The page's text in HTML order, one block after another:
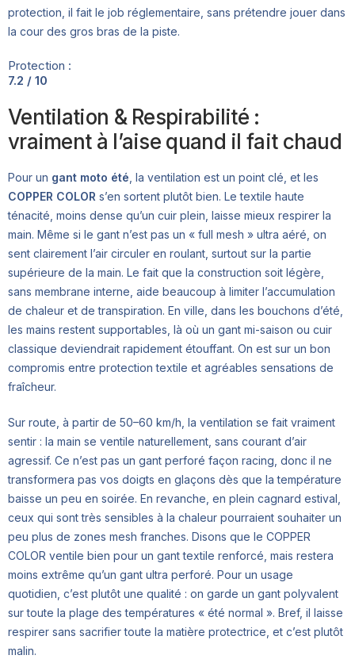
protection, il fait le job réglementaire, sans prétendre jouer dans
la cour des gros bras de la piste.
Protection :
7.2 / 10
Ventilation & Respirabilité :
vraiment à l’aise quand il fait chaud
Pour un gant moto été , la ventilation est un point clé, et les
COPPER COLOR s’en sortent plutôt bien. Le textile haute
ténacité, moins dense qu’un cuir plein, laisse mieux respirer la
main. Même si le gant n’est pas un « full mesh » ultra aéré, on
sent clairement l’air circuler en roulant, surtout sur la partie
supérieure de la main. Le fait que la construction soit légère,
sans membrane interne, aide beaucoup à limiter l’accumulation
de chaleur et de transpiration. En ville, dans les bouchons d’été,
les mains restent supportables, là où un gant mi-saison ou cuir
classique deviendrait rapidement étouffant. On est sur un bon
compromis entre protection textile et agréables sensations de
fraîcheur.
Sur route, à partir de 50–60 km/h, la ventilation se fait vraiment
sentir : la main se ventile naturellement, sans courant d’air
agressif. Ce n’est pas un gant perforé façon racing, donc il ne
transformera pas vos doigts en glaçons dès que la température
baisse un peu en soirée. En revanche, en plein cagnard estival,
ceux qui sont très sensibles à la chaleur pourraient souhaiter un
peu plus de zones mesh franches. Disons que le COPPER
COLOR ventile bien pour un gant textile renforcé, mais restera
moins extrême qu’un gant ultra perforé. Pour un usage
quotidien, c’est plutôt une qualité : on garde un gant polyvalent
sur toute la plage des températures « été normal ». Bref, il laisse
respirer sans sacrifier toute la matière protectrice, et c’est plutôt
malin.